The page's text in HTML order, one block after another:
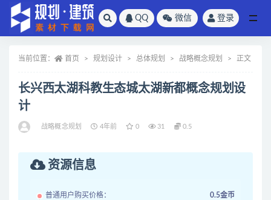
QQ 微信 登录
当前位置： 首页 规划设计 总体规划 战略概念规划 正文
长兴西太湖科教生态城太湖新都概念规划设
计
战略概念规划 4年前 0 31 0.5
资源信息
普通用户购买价格： 0.5金币
全部